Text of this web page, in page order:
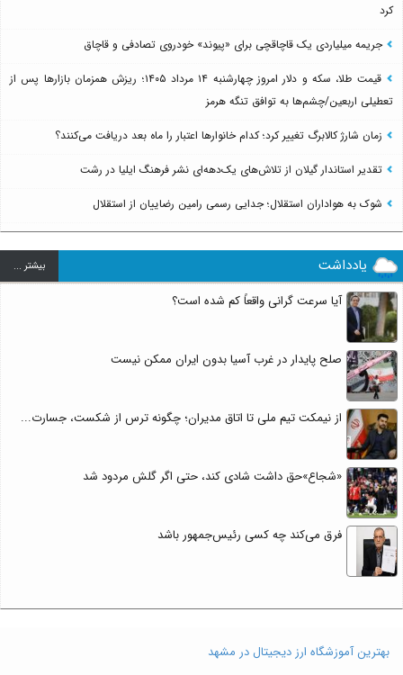
کرد
جریمه میلیاردی یک قاچاقچی برای «پیوند» خودروی تصادفی و قاچاق
قیمت طلا، سکه و دلار امروز چهارشنبه ۱۴ مرداد ۱۴۰۵؛ ریزش همزمان بازارها پس از
تعطیلی اربعین/چشم‌ها به توافق تنگه هرمز
زمان شارژ کالابرگ تغییر کرد؛ کدام خانوارها اعتبار را ماه بعد دریافت می‌کنند؟
تقدیر استاندار گیلان از تلاش‌های یک‌دهه‌ای نشر فرهنگ ایلیا در رشت
شوک به هواداران استقلال؛ جدایی رسمی رامین رضاییان از استقلال
یادداشت بيشتر ...
آیا سرعت گرانی واقعاً کم شده است؟
صلح پایدار در غرب آسیا بدون ایران ممکن نیست
از نیمکت تیم ملی تا اتاق مدیران؛ چگونه ترس از شکست، جسارت...
«شجاع»حق داشت شادی کند، حتی اگر گلش مردود شد
فرق می‌کند چه کسی رئیس‌جمهور باشد
بهترین آموزشگاه ارز دیجیتال در مشهد